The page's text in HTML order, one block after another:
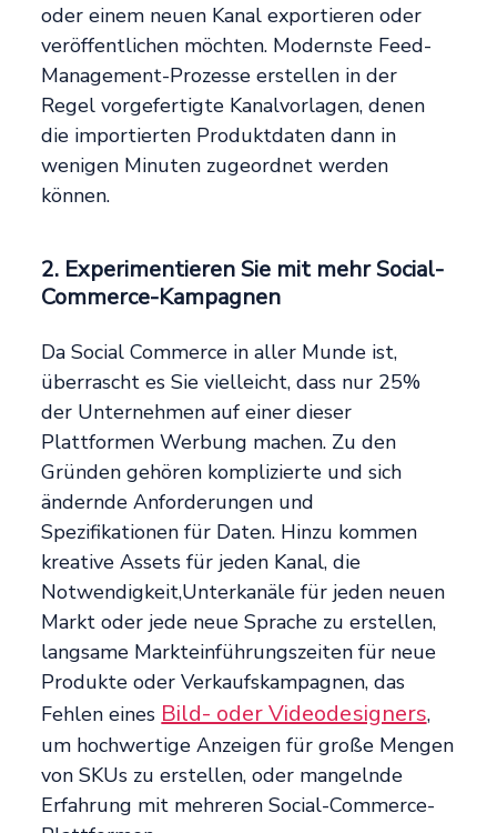
oder einem neuen Kanal exportieren oder
veröffentlichen möchten. Modernste Feed-
Management-Prozesse erstellen in der
Regel vorgefertigte Kanalvorlagen, denen
die importierten Produktdaten dann in
wenigen Minuten zugeordnet werden
können.
2. Experimentieren Sie mit mehr Social-
Commerce-Kampagnen
Da Social Commerce in aller Munde ist,
überrascht es Sie vielleicht, dass nur 25%
der Unternehmen auf einer dieser
Plattformen Werbung machen. Zu den
Gründen gehören komplizierte und sich
ändernde Anforderungen und
Spezifikationen für Daten. Hinzu kommen
kreative Assets für jeden Kanal, die
Notwendigkeit,Unterkanäle für jeden neuen
Markt oder jede neue Sprache zu erstellen,
langsame Markteinführungszeiten für neue
Produkte oder Verkaufskampagnen, das
Fehlen eines Bild- oder Videodesigners,
um hochwertige Anzeigen für große Mengen
von SKUs zu erstellen, oder mangelnde
Erfahrung mit mehreren Social-Commerce-